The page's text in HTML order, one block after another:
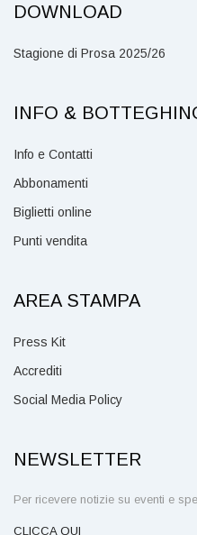
DOWNLOAD
Stagione di Prosa 2025/26
INFO &
Info e Contatti
Abbonamenti
Biglietti online
Punti vendita
AREA STAMPA
Press Kit
Accrediti
Social Media Policy
NEWSLETTER
Per ricevere notizie su eventi e
CLICCA QUI